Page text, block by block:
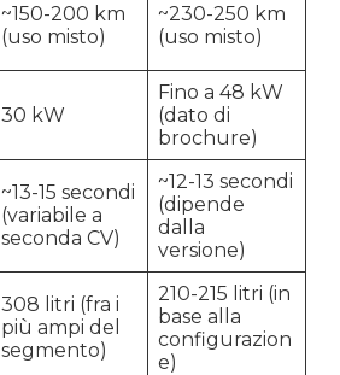
~150-200 km
(uso misto)
~230-250 km
(uso misto)
30 kW
Fino a 48 kW
(dato di
brochure)
~13-15 secondi
(variabile a
seconda CV)
~12-13 secondi
(dipende
dalla
versione)
308 litri (fra i
più ampi del
segmento)
210-215 litri (in
base alla
configurazion
e)